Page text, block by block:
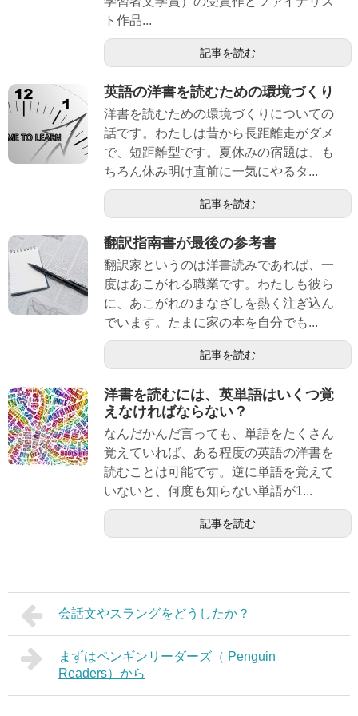
ト作品...
記事を読む
英語の洋書を読むための環境づくり
洋書を読むための環境づくりについての
話です。わたしは昔から長距離走がダメ
で、短距離型です。夏休みの宿題は、も
ちろん休み明け直前に一気にやるタ...
記事を読む
翻訳指南書が最後の参考書
翻訳家というのは洋書読みであれば、一
度はあこがれる職業です。わたしも彼ら
に、あこがれのまなざしを熱く注ぎ込ん
でいます。たまに家の本を自分でも...
記事を読む
洋書を読むには、英単語はいくつ覚
えなければならない？
なんだかんだ言っても、単語をたくさん
覚えていれば、ある程度の英語の洋書を
読むことは可能です。逆に単語を覚えて
いないと、何度も知らない単語が1...
記事を読む
会話文やスラングをどうしたか？
まずはペンギンリーダーズ（ Penguin
Readers）から